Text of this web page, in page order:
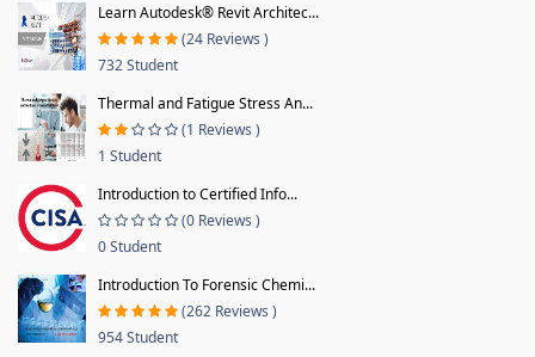
Learn Autodesk® Revit Architec...
(24 Reviews )
732 Student
Thermal and Fatigue Stress An...
(1 Reviews )
1 Student
Introduction to Certified Info...
(0 Reviews )
0 Student
Introduction To Forensic Chemi...
(262 Reviews )
954 Student